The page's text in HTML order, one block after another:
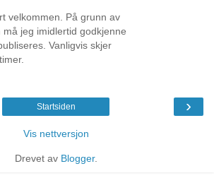
velkommen. På grunn av
jeg imidlertid godkjenne
Vanligvis skjer
›
Startsiden
Vis nettversjon
Drevet av Blogger.